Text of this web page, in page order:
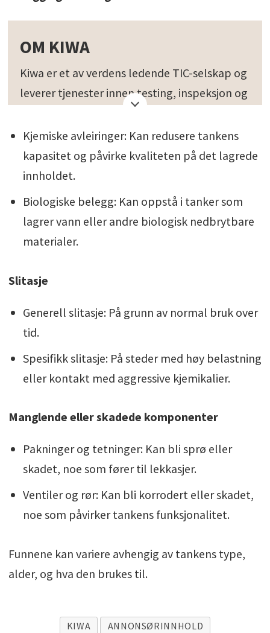
OM KIWA
Kiwa er et av verdens ledende TIC-selskap og
leverer tjenester innen testing, inspeksjon og
mengde kurs, både åpne og bedriftsinterne.
Dette gjør vi innenfor en rekke
markedssegmenter, fra bygg og anlegg, olje
og gass, infrastruktur og energiforsyning til
drikkevann, mat, dyrefôr, landbruk, fiskeri og
akvakultur.
hovedsakelig i Europa, Asia, Amerika og
Oceania. Siden 2021 har vi vært en del av SHV-
familien av selskaper. Globalt sysselsetter
Kjemiske avleiringer: Kan redusere tankens
kapasitet og påvirke kvaliteten på det lagrede
innholdet.
Biologiske belegg: Kan oppstå i tanker som
lagrer vann eller andre biologisk nedbrytbare
materialer.
Slitasje
Generell slitasje: På grunn av normal bruk over
tid.
Spesifikk slitasje: På steder med høy belastning
eller kontakt med aggressive kjemikalier.
Manglende eller skadede komponenter
Pakninger og tetninger: Kan bli sprø eller
skadet, noe som fører til lekkasjer.
Ventiler og rør: Kan bli korrodert eller skadet,
noe som påvirker tankens funksjonalitet.
Funnene kan variere avhengig av tankens type,
alder, og hva den brukes til.
KIWA ANNONSØRINNHOLD